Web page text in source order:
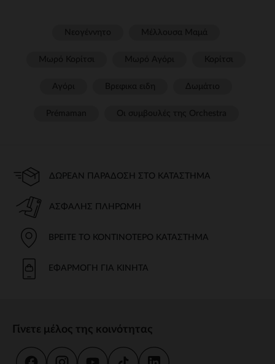
ΔΩΡΕΆΝ ΠΑΡΆΔΟΣΗ ΣΤΟ ΚΑΤΆΣΤΗΜΑ
ΑΣΦΑΛΉΣ ΠΛΗΡΩΜΉ
ΒΡΕΊΤΕ ΤΟ ΚΟΝΤΙΝΌΤΕΡΟ ΚΑΤΆΣΤΗΜΑ
ΕΦΑΡΜΟΓΉ ΓΙΑ ΚΙΝΗΤΆ
Γίνετε μέλος της κοινότητας